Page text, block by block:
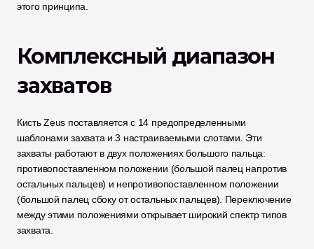
этого принципа.
Комплексный диапазон
захватов
Кисть Zeus поставляется с 14 предопределенными
шаблонами захвата и 3 настраиваемыми слотами. Эти
захваты работают в двух положениях большого пальца:
противопоставленном положении (большой палец напротив
остальных пальцев) и непротивопоставленном положении
(большой палец сбоку от остальных пальцев). Переключение
между этими положениями открывает широкий спектр типов
захвата.